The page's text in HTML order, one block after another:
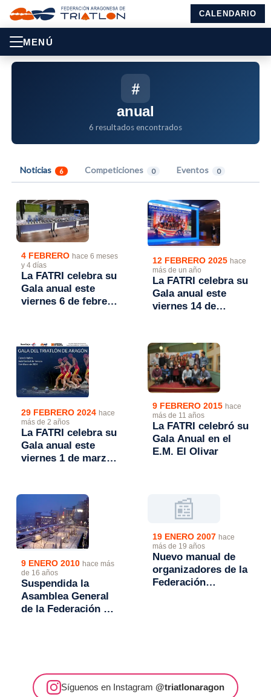
CALENDARIO
MENÚ
#
anual
6 resultados encontrados
Noticias 6 Competiciones 0 Eventos 0
4 FEBRERO hace 6 meses
y 4 días
La FATRI celebra su
Gala anual este
viernes 6 de febrero
12 FEBRERO 2025 hace
más de un año
La FATRI celebra su
Gala anual este
viernes 14 de
29 FEBRERO 2024 hace
más de 2 años
La FATRI celebra su
Gala anual este
viernes 1 de marzo
9 FEBRERO 2015 hace
más de 11 años
La FATRI celebró su
Gala Anual en el
E.M. El Olivar
9 ENERO 2010 hace más
de 16 años
Suspendida la
Asamblea General
de la Federación y
📰
19 ENERO 2007 hace
más de 19 años
Nuevo manual de
organizadores de la
Federación
Síguenos en Instagram @triatlonaragon